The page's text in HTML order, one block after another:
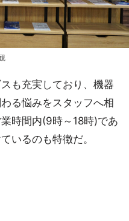
も充実しており、機器
る悩みをスタッフへ相
時間内(9時～18時)であ
いるのも特徴だ。